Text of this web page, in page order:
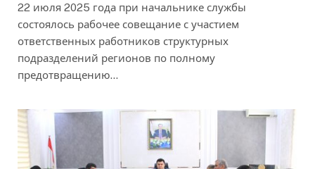
22 июля 2025 года при начальнике службы
состоялось рабочее совещание с участием
ответственных работников структурных
подразделений регионов по полному
предотвращению…